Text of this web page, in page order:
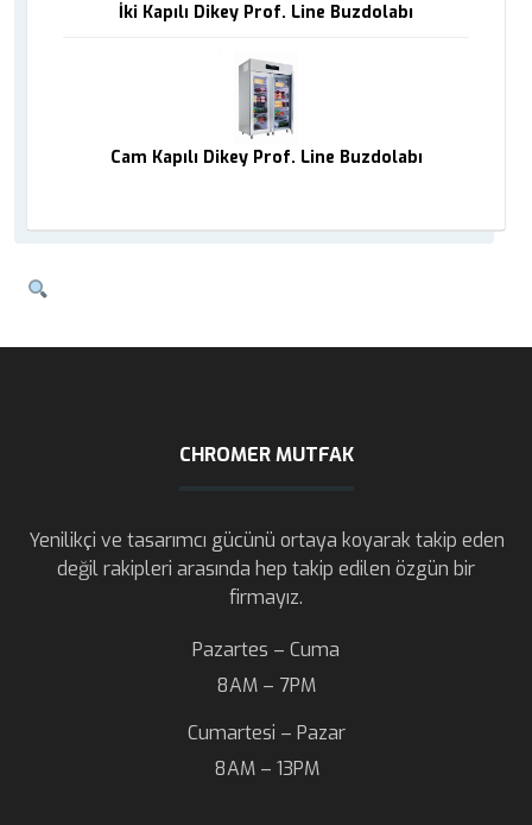
İki Kapılı Dikey Prof. Line Buzdolabı
Cam Kapılı Dikey Prof. Line Buzdolabı
CHROMER MUTFAK
Yenilikçi ve tasarımcı gücünü ortaya koyarak takip eden
değil rakipleri arasında hep takip edilen özgün bir
firmayız.
Pazartes – Cuma
8AM – 7PM
Cumartesi – Pazar
8AM – 13PM